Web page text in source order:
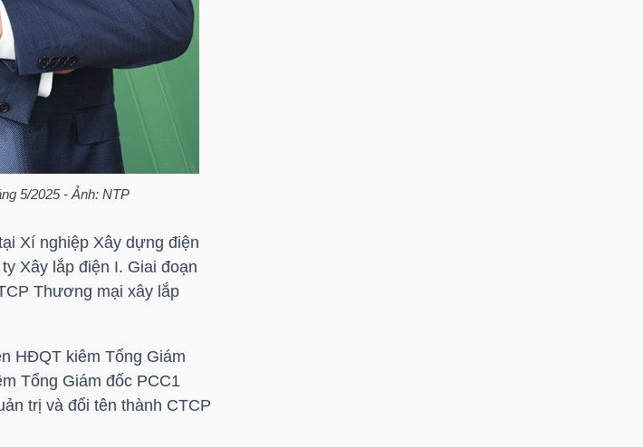
5/2025 - Ảnh:NTP
Xí nghiệp Xây dựng điện
Xây lắp điện I. Giai đoạn
Thương mại xây lắp
HĐQT kiêm Tổng Giám
Tổng Giám đốc PCC1
trị và đổi tên thành CTCP